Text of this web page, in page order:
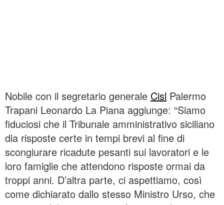
Nobile con il segretario generale Cisl Palermo
Trapani Leonardo La Piana aggiunge: “Siamo
fiduciosi che il Tribunale amministrativo siciliano
dia risposte certe in tempi brevi al fine di
scongiurare ricadute pesanti sui lavoratori e le
loro famiglie che attendono risposte ormai da
troppi anni. D’altra parte, ci aspettiamo, così
come dichiarato dallo stesso Ministro Urso, che